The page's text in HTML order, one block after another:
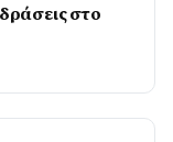
στο